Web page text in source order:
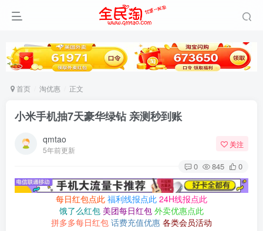
首页 淘优惠 正文
小米手机抽7天豪华绿钻 亲测秒到账
qmtao
5年前更新
关注
0 845 0
每日红包点此 福利线报点此 24H线报点此
饿了么红包 美团每日红包 外卖优惠点此
拼多多每日红包 话费充值优惠 各类会员活动